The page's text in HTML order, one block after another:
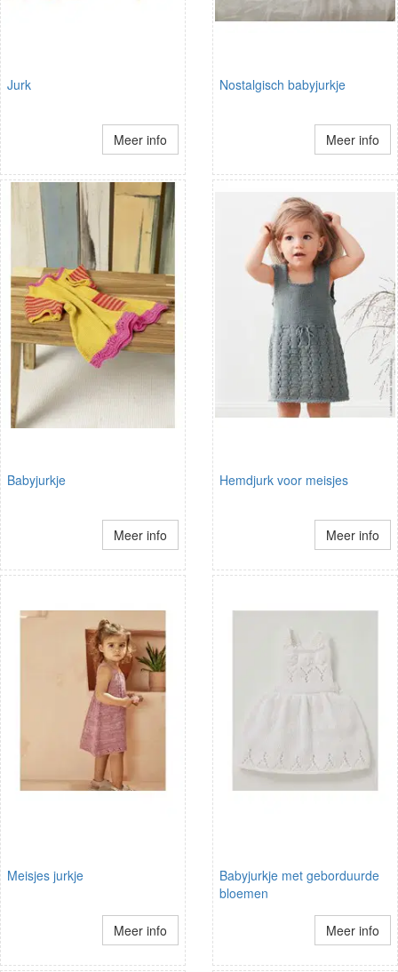
Jurk
Meer info
Nostalgisch babyjurkje
Meer info
Babyjurkje
Meer info
Hemdjurk voor meisjes
Meer info
Meisjes jurkje
Meer info
Babyjurkje met geborduurde
bloemen
Meer info